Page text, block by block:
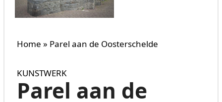
Home » Parel aan de Oosterschelde
KUNSTWERK
Parel aan de